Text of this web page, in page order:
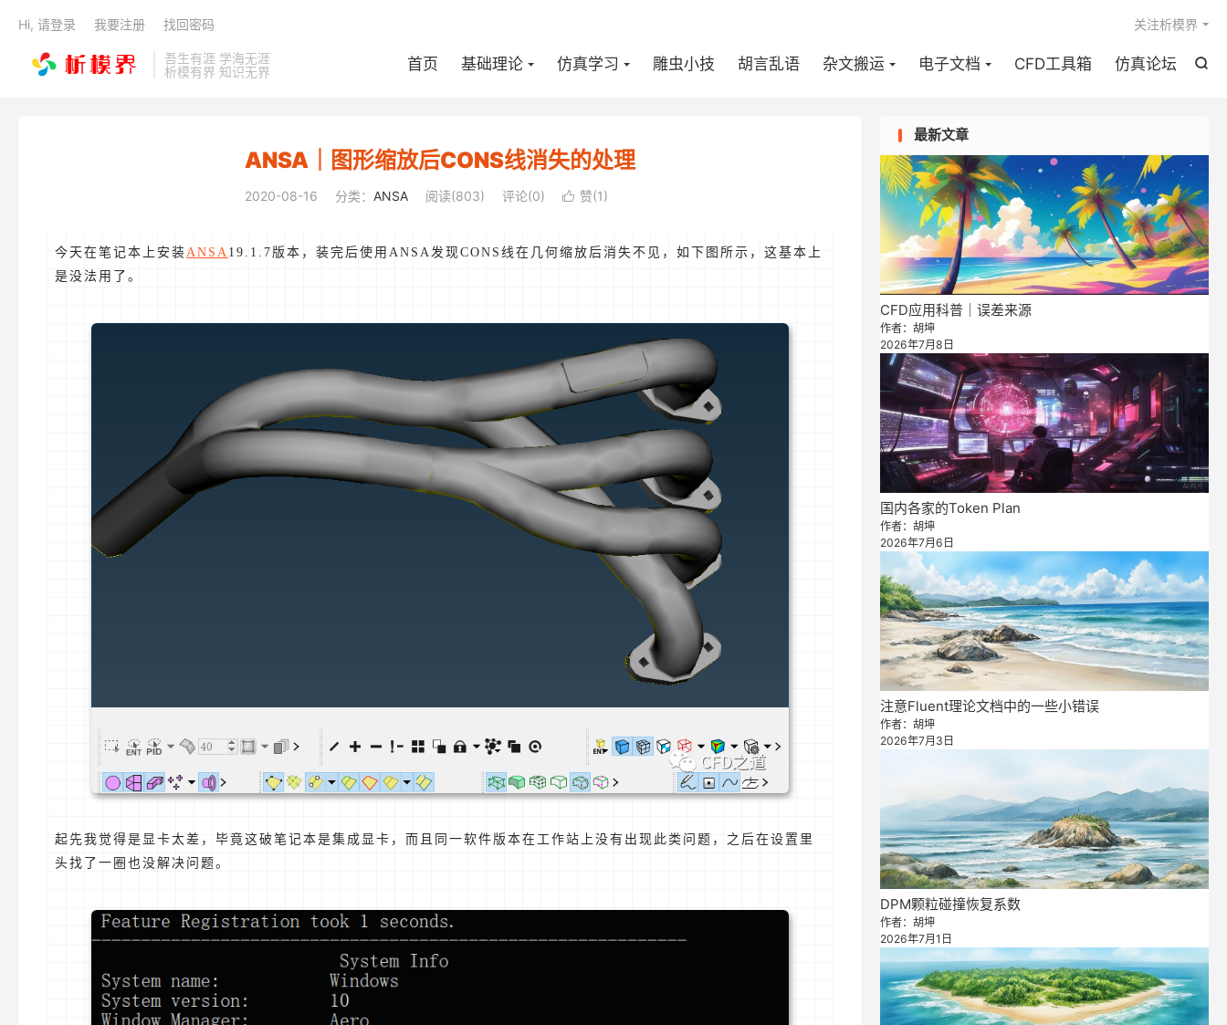
吾生有涯 学海无涯
析模有界 知识无界

首页 基础理论 仿真学习 雕虫小技 胡言乱语 杂文搬运 电子文档 CFD工具箱 仿真论坛
关注析模界
Hi, 请登录 我要注册 找回密码
ANSA｜图形缩放后CONS线消失的处理
2020-08-16 分类： ANSA 阅读(803) 评论(0)  赞(1)
今天在笔记本上安装ANSA 19.1.7版本，装完后使用ANSA发现CONS线在几何缩放后消失不见，如下图所示，这基本上
是没法用了。
起先我觉得是显卡太差，毕竟这破笔记本是集成显卡，而且同一软件版本在工作站上没有出现此类问题，之后在设置里
头找了一圈也没解决问题。
最新文章
CFD应用科普｜误差来源
作者：胡坤
2026年7月8日
国内各家的Token Plan
作者：胡坤
2026年7月6日
注意Fluent理论文档中的一些小错误
作者：胡坤
2026年7月3日
DPM颗粒碰撞恢复系数
作者：胡坤
2026年7月1日